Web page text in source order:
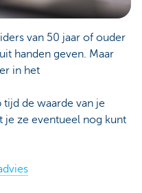
van 50 jaar of ouder
handen geven. Maar
in het
de waarde van je
je ze eventueel nog kunt